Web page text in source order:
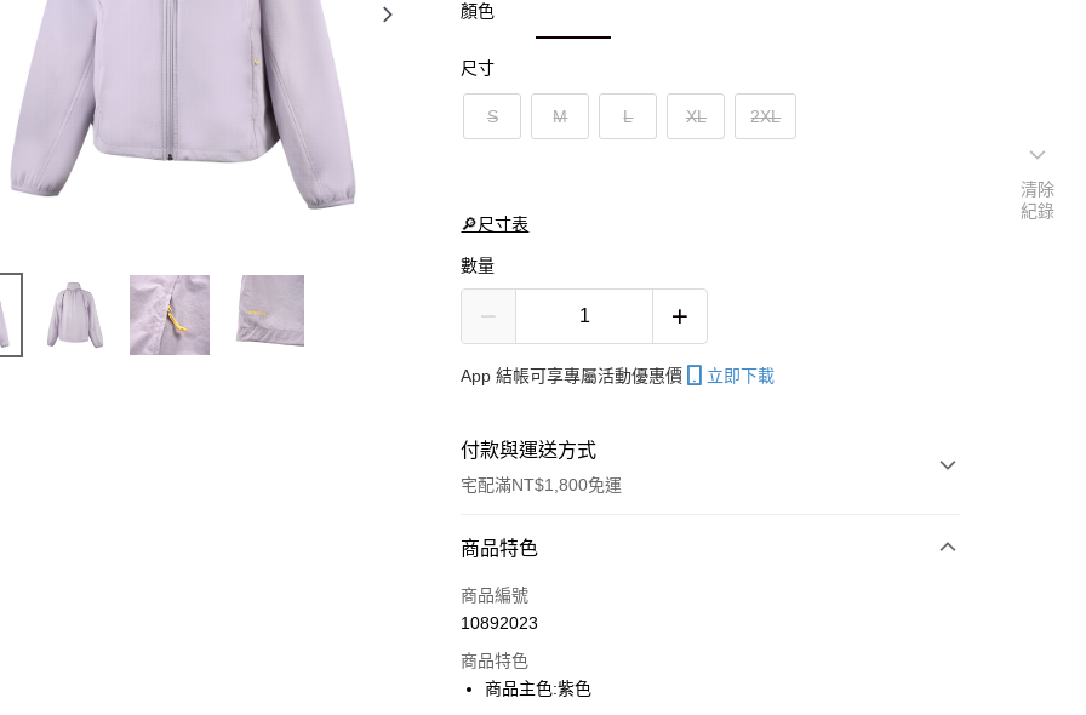
顏色
尺寸
S M L XL 2XL
🔎尺寸表
數量
App 結帳可享專屬活動優惠價 立即下載
付款與運送方式
宅配滿NT$1,800免運
付款方式
信用卡一次付款
Apple Pay
商品特色
商品編號
10892023
商品特色
商品主色:紫色
清除
紀錄